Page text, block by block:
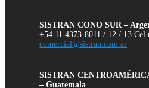
SISTRAN CONO SUR –
+54 11 4373-8011 / 12 / 13 Cel
comercial@sistran.com.ar
SISTRAN
– Guatemala